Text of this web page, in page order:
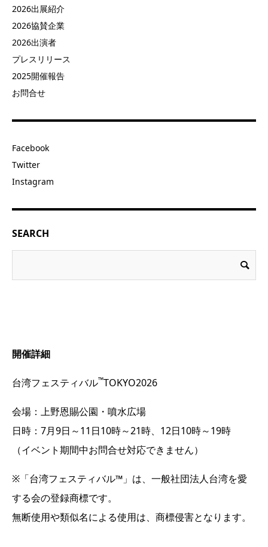
2026出展紹介
2026協賛企業
2026出演者
プレスリリース
2025開催報告
お問合せ
Facebook
Twitter
Instagram
SEARCH
開催詳細
台湾フェスティバル™TOKYO2026
会場：上野恩賜公園・噴水広場
日時：7月9日～11日10時～21時、12日10時～19時
（イベント期間中お問合せ対応できません）
※「台湾フェスティバル™」は、一般社団法人台湾を愛
する会の登録商標です。
無断使用や類似名による使用は、商標侵害となります。